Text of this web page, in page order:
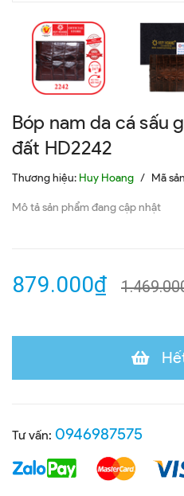
Bóp nam da cá sấu
đất HD2242
Thương hiệu: Huy Hoang / Mã
Mô tả sản phẩm đang cập nhật
879.000₫
Tư vấn: 0946987575